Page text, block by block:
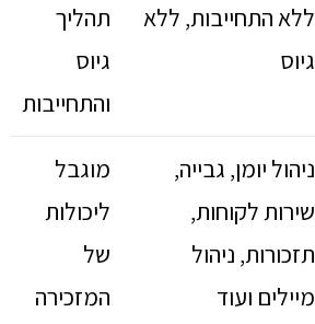
ללא התחייבות, ללא
גיוס
תהליך
גיוס
והתחייבות
ניהול יומן, גבייה,
שירות לקוחות,
תזכורות, ניהול
מיילים ועוד
מוגבל
ליכולות
של
המזכירה